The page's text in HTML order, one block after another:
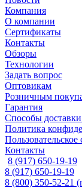
Компания
О компании
Сертификаты
Контакты
Обзоры
Технологии
Задать вопрос
Оптовикам
Розничным
Гарантия
Способы
Политика
Пользовательское
Контакты
8 (917) 650-19-19
8 (917) 650-19-19
8 (800) 350-52-21